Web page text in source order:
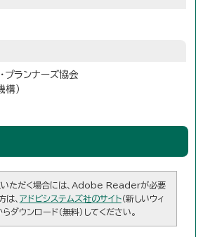
プランナーズ協会
）
いただく場合には、Adobe Readerが必要
、 アドビシステムズ社のサイト（新しいウィ
ダウンロード（無料）してください。